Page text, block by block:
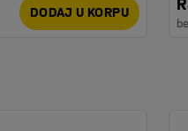
DODAJ U KORPU